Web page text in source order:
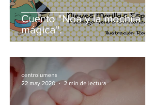
Cuento "Noa y la mochila
mágica".
centrolumens
22 may 2020
2 min de lectura